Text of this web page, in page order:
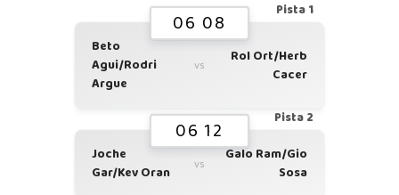
Pista 1
06 08
Beto
Agui/Rodri
Argue
vs
Rol Ort/Herb
Cacer
Pista 2
06 12
Joche
Gar/Kev Oran
vs
Galo Ram/Gio
Sosa